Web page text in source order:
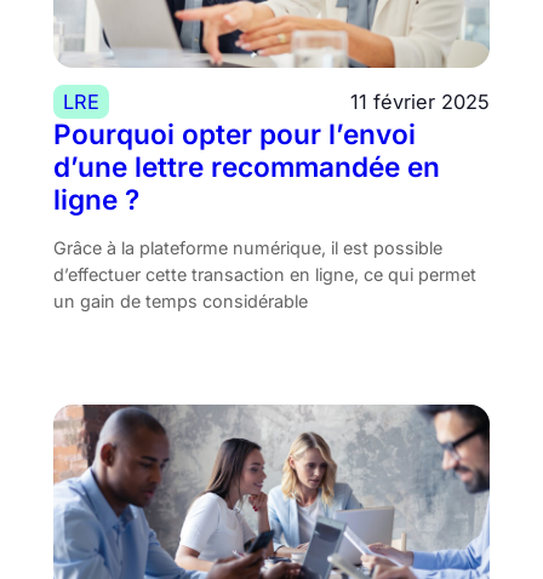
LRE 11 février 2025
Pourquoi opter pour l’envoi
d’une lettre recommandée en
ligne ?
Grâce à la plateforme numérique, il est possible
d’effectuer cette transaction en ligne, ce qui permet
un gain de temps considérable